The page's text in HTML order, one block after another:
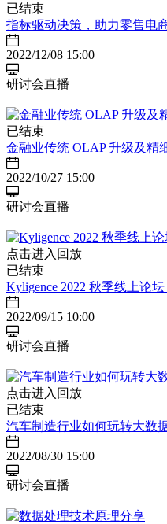
已结束
指标驱动决策，助力零售电
2022/12/08 15:00
研讨会直播
已结束
金融业传统 OLAP 升级及精
2022/10/27 15:00
研讨会直播
点击进入回放
已结束
Kyligence 2022 秋季线上论
2022/09/15 10:00
研讨会直播
点击进入回放
已结束
汽车制造行业如何玩转大数
2022/08/30 15:00
研讨会直播